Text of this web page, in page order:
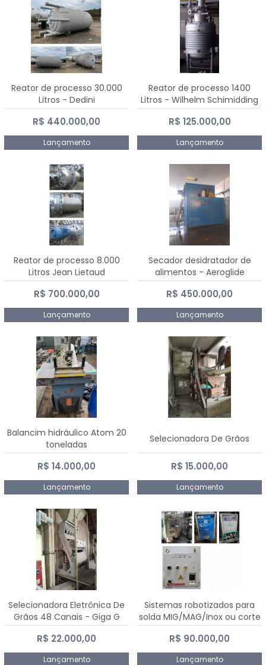
Reator de processo 30.000
Litros - Dedini
R$ 440.000,00
Lançamento
Reator de processo 1400
Litros - Wilhelm Schimidding
R$ 125.000,00
Lançamento
Reator de processo 8.000
Litros Jean Lietaud
R$ 700.000,00
Lançamento
Secador desidratador de
alimentos - Aeroglide
R$ 450.000,00
Lançamento
Balancim hidráulico Atom 20
toneladas
R$ 14.000,00
Lançamento
Selecionadora De Grãos
R$ 15.000,00
Lançamento
Selecionadora Eletrônica De
Grãos 48 Canais - Giga G
10000
R$ 22.000,00
Lançamento
Sistemas robotizados para
solda MIG/MAG/Inox ou corte
plasma
R$ 90.000,00
Lançamento